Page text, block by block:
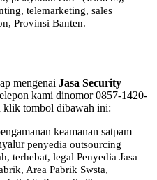
telemarketing, sales
Provinsi Banten.
mengenai Jasa Security
kami dinomor 0857-1420-
klik tombol dibawah ini:
keamanan satpam
penyedia outsourcing
terhebat, legal Penyedia Jasa
Area Pabrik Swsta,